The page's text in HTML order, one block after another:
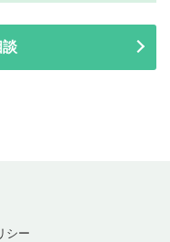
談
シー